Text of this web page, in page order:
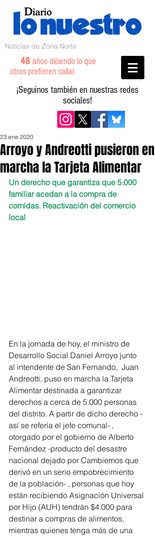
Noticias de Zona Norte
48 años diciendo lo que
otros prefieren callar
¡Seguinos también en nuestras redes
sociales!
Arroyo y Andreotti pusieron en
marcha la Tarjeta Alimentar
23 ene 2020
Un derecho que garantiza que 5.000
familiar acedan a la compra de
comidas. Reactivación del comercio
local
En la jornada de hoy, el ministro de
Desarrollo Social Daniel Arroyo junto
al intendente de San Fernando,  Juan
Andreotti, puso en marcha la Tarjeta
Alimentar destinada a garantizar
derechos a cerca de 5.000 personas
del distrito. A partir de dicho derecho -
así se refería el jefe comunal- ,
otorgado por el gobierno de Alberto
Fernández -producto del desastre
nacional dejado por Cambiemos que
derivó en un serio empobrecimiento
de la población- , personas que hoy
están recibiendo Asignación Universal
por Hijo (AUH) tendrán $4.000 para
destinar a compras de alimentos,
mientras quienes tenga más de una